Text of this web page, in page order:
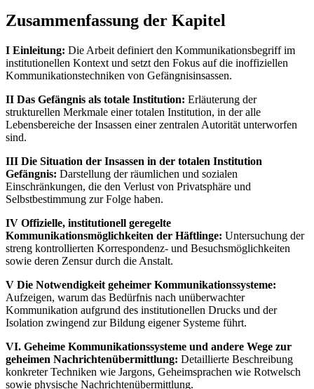
Zusammenfassung der Kapitel
I Einleitung: Die Arbeit definiert den Kommunikationsbegriff im
institutionellen Kontext und setzt den Fokus auf die inoffiziellen
Kommunikationstechniken von Gefängnisinsassen.
II Das Gefängnis als totale Institution: Erläuterung der
strukturellen Merkmale einer totalen Institution, in der alle
Lebensbereiche der Insassen einer zentralen Autorität unterworfen
sind.
III Die Situation der Insassen in der totalen Institution
Gefängnis: Darstellung der räumlichen und sozialen
Einschränkungen, die den Verlust von Privatsphäre und
Selbstbestimmung zur Folge haben.
IV Offizielle, institutionell geregelte
Kommunikationsmöglichkeiten der Häftlinge: Untersuchung der
streng kontrollierten Korrespondenz- und Besuchsmöglichkeiten
sowie deren Zensur durch die Anstalt.
V Die Notwendigkeit geheimer Kommunikationssysteme:
Aufzeigen, warum das Bedürfnis nach unüberwachter
Kommunikation aufgrund des institutionellen Drucks und der
Isolation zwingend zur Bildung eigener Systeme führt.
VI. Geheime Kommunikationssysteme und andere Wege zur
geheimen Nachrichtenübermittlung: Detaillierte Beschreibung
konkreter Techniken wie Jargons, Geheimsprachen wie Rotwelsch
sowie physische Nachrichtenübermittlung.